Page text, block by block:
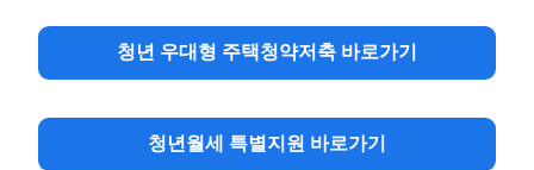
청년 우대형 주택청약저축 바로가기
청년월세 특별지원 바로가기